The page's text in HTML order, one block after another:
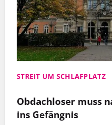
STREIT UM SCHLAFPLATZ
Obdachloser muss
ins Gefängnis